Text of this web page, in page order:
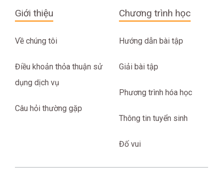
Giới thiệu
Về chúng tôi
Điều khoản thỏa thuận sử
dụng dịch vụ
Câu hỏi thường gặp
Chương trình học
Hướng dẫn bài tập
Giải bài tập
Phương trình hóa học
Thông tin tuyển sinh
Đố vui